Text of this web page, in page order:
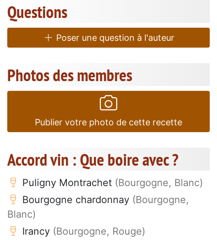
Questions
Poser une question à l'auteur
Photos des membres
Publier votre photo de cette recette
Accord vin : Que boire avec ?
Puligny Montrachet (Bourgogne, Blanc)
Bourgogne chardonnay (Bourgogne,
Blanc)
Irancy (Bourgogne, Rouge)